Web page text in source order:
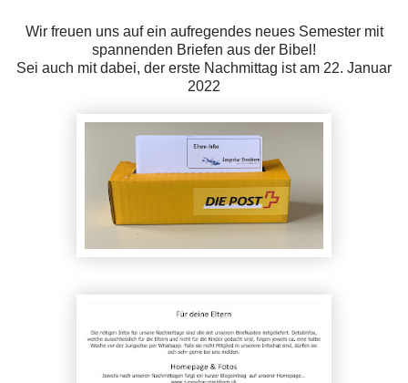
Wir freuen uns auf ein aufregendes neues Semester mit
spannenden Briefen aus der Bibel!
Sei auch mit dabei, der erste Nachmittag ist am 22. Januar
2022